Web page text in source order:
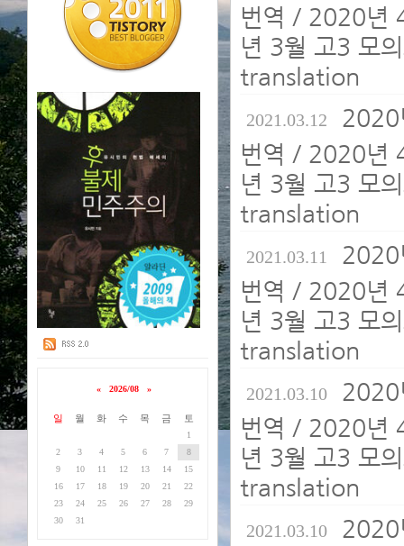
« 2026/08 »
일 월 화 수 목 금 토
1
2
3 4 5 6 7
8
9
10 11 12 13 14
15
16
17 18 19 20 21
22
23
24 25 26 27 28
29
30
31
번역 / 2020년
년 3월 고3 모
translation
2021.03.12 2020
번역 / 2020년
년 3월 고3 모
translation
2021.03.11 2020
번역 / 2020년
년 3월 고3 모
translation
2021.03.10 2020
번역 / 2020년
년 3월 고3 모
translation
2021.03.10 2020